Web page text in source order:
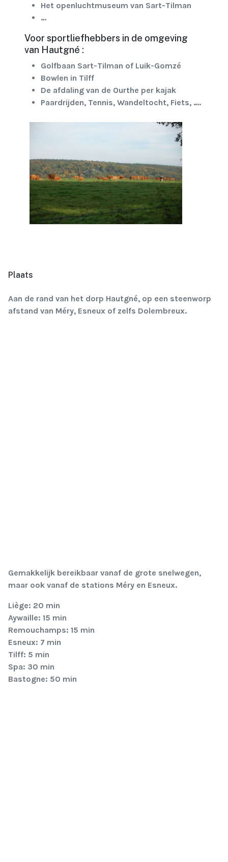
Het openluchtmuseum van Sart-Tilman
…
Voor sportliefhebbers in de omgeving
van Hautgné :
Golfbaan Sart-Tilman of Luik-Gomzé
Bowlen in Tilff
De afdaling van de Ourthe per kajak
Paardrijden, Tennis, Wandeltocht, Fiets, ….
Plaats
Aan de rand van het dorp Hautgné, op een steenworp
afstand van Méry, Esneux of zelfs Dolembreux.
Gemakkelijk bereikbaar vanaf de grote snelwegen,
maar ook vanaf de stations Méry en Esneux.
Liège: 20 min
Aywaille: 15 min
Remouchamps: 15 min
Esneux: 7 min
Tilff: 5 min
Spa: 30 min
Bastogne: 50 min